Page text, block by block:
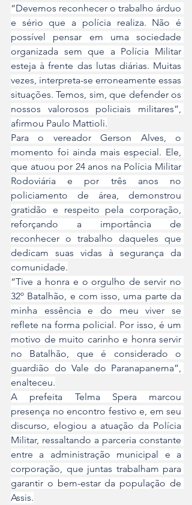
“Devemos reconhecer o trabalho árduo
e sério que a polícia realiza. Não é
possível pensar em uma sociedade
organizada sem que a Polícia Militar
esteja à frente das lutas diárias. Muitas
vezes, interpreta-se erroneamente essas
situações. Temos, sim, que defender os
nossos valorosos policiais militares”,
afirmou Paulo Mattioli.
Para o vereador Gerson Alves, o
momento foi ainda mais especial. Ele,
que atuou por 24 anos na Polícia Militar
Rodoviária e por três anos no
policiamento de área, demonstrou
gratidão e respeito pela corporação,
reforçando a importância de
reconhecer o trabalho daqueles que
dedicam suas vidas à segurança da
comunidade.
“Tive a honra e o orgulho de servir no
32º Batalhão, e com isso, uma parte da
minha essência e do meu viver se
reflete na forma policial. Por isso, é um
motivo de muito carinho e honra servir
no Batalhão, que é considerado o
guardião do Vale do Paranapanema”,
enalteceu.
A prefeita Telma Spera marcou
presença no encontro festivo e, em seu
discurso, elogiou a atuação da Polícia
Militar, ressaltando a parceria constante
entre a administração municipal e a
corporação, que juntas trabalham para
garantir o bem-estar da população de
Assis.